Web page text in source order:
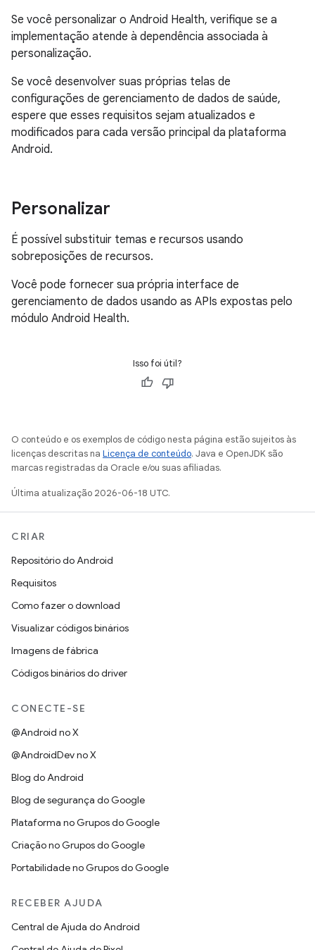
Se você personalizar o Android Health, verifique se a
implementação atende à dependência associada à
personalização.
Se você desenvolver suas próprias telas de
configurações de gerenciamento de dados de saúde,
espere que esses requisitos sejam atualizados e
modificados para cada versão principal da plataforma
Android.
Personalizar
É possível substituir temas e recursos usando
sobreposições de recursos.
Você pode fornecer sua própria interface de
gerenciamento de dados usando as APIs expostas pelo
módulo Android Health.
Isso foi útil?
O conteúdo e os exemplos de código nesta página estão sujeitos às
licenças descritas na Licença de conteúdo. Java e OpenJDK são
marcas registradas da Oracle e/ou suas afiliadas.
Última atualização 2026-06-18 UTC.
CRIAR
Repositório do Android
Requisitos
Como fazer o download
Visualizar códigos binários
Imagens de fábrica
Códigos binários do driver
CONECTE-SE
@Android no X
@AndroidDev no X
Blog do Android
Blog de segurança do Google
Plataforma no Grupos do Google
Criação no Grupos do Google
Portabilidade no Grupos do Google
RECEBER AJUDA
Central de Ajuda do Android